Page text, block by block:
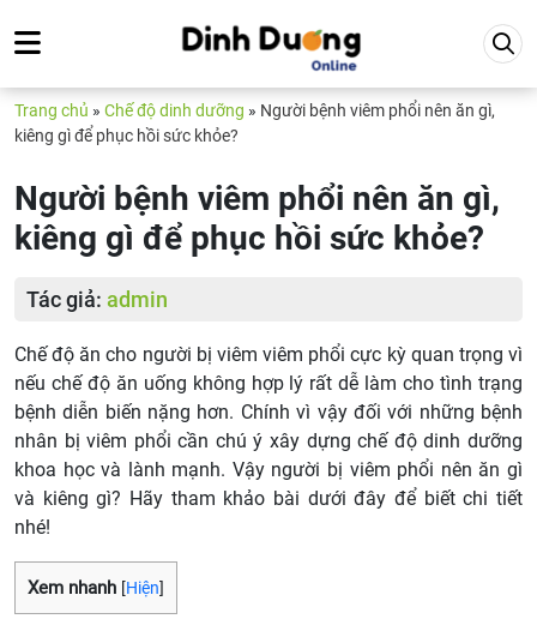
Trang chủ » Chế độ dinh dưỡng » Người bệnh viêm phổi nên ăn gì,
kiêng gì để phục hồi sức khỏe?
Người bệnh viêm phổi nên ăn gì,
kiêng gì để phục hồi sức khỏe?
Tác giả: admin
Chế độ ăn cho người bị viêm viêm phổi cực kỳ quan trọng vì
nếu chế độ ăn uống không hợp lý rất dễ làm cho tình trạng
bệnh diễn biến nặng hơn. Chính vì vậy đối với những bệnh
nhân bị viêm phổi cần chú ý xây dựng chế độ dinh dưỡng
khoa học và lành mạnh. Vậy người bị viêm phổi nên ăn gì
và kiêng gì? Hãy tham khảo bài dưới đây để biết chi tiết
nhé!
Xem nhanh [Hiện]